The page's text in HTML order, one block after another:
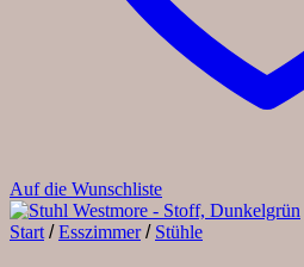
Auf die Wunschliste
Start / Esszimmer / Stühle